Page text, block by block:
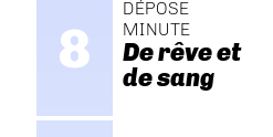
DÉPOSE
MINUTE
De rêve et
de sang